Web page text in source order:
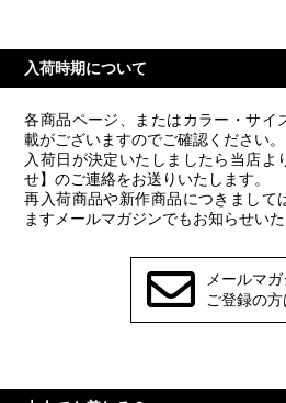
入荷時期について
各商品ページ、またはカラー・サイ
載がございますのでご確認ください。
入荷日が決定いたしましたら当店よ
せ】のご連絡をお送りいたします。
再入荷商品や新作商品につきまして
ますメールマガジンでもお知らせいた
メールマ
ご登録の